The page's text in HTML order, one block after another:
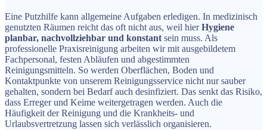
Eine Putzhilfe kann allgemeine Aufgaben erledigen. In medizinisch
genutzten Räumen reicht das oft nicht aus, weil hierHygiene
planbar, nachvollziehbar und konstantsein muss. Als
professionelle Praxisreinigung arbeiten wir mit ausgebildetem
Fachpersonal, festen Abläufen und abgestimmten
Reinigungsmitteln. So werden Oberflächen, Boden und
Kontaktpunkte von unserem Reinigungsservice nicht nur sauber
gehalten, sondern bei Bedarf auch desinfiziert. Das senkt das Risiko,
dass Erreger und Keime weitergetragen werden. Auch die
Häufigkeit der Reinigung und die Krankheits- und
Urlaubsvertretzung lassen sich verlässlich organisieren.